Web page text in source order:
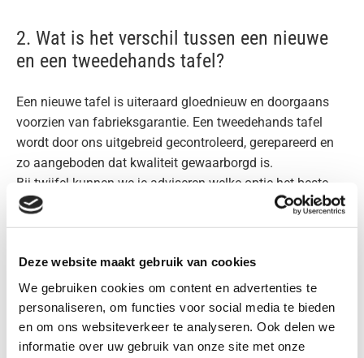
Deze website maakt gebruik van cookies
We gebruiken cookies om content en advertenties te
personaliseren, om functies voor social media te bieden
en om ons websiteverkeer te analyseren. Ook delen we
informatie over uw gebruik van onze site met onze
2. Wat is het verschil tussen een nieuwe
en een tweedehands tafel?
Een nieuwe tafel is uiteraard gloednieuw en doorgaans
voorzien van fabrieksgarantie. Een tweedehands tafel
wordt door ons uitgebreid gecontroleerd, gerepareerd en
zo aangeboden dat kwaliteit gewaarborgd is.
Bij twijfel kunnen we je adviseren welke optie het beste
past bij jouw budget, ruimte en gebruiksintensiteit.
3. Kan ik de tafels komen bekijken?
Ja, je bent welkom in onze showroom in Asten.
Openingstijden: Zaterdag van 10:00–14:00, op andere